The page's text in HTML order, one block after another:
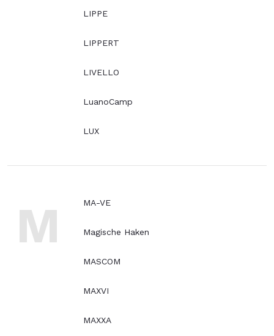
LIPPE
LIPPERT
LIVELLO
LuanoCamp
LUX
M MA-VE
Magische Haken
MASCOM
MAXVI
MAXXA